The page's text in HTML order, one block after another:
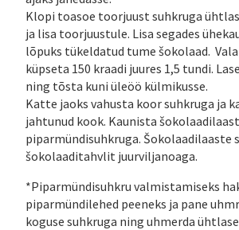
Klopi toasoe toorjuust suhkruga
ja lisa toorjuustule. Lisa segades
lõpuks tükeldatud tume šokolaad.
küpseta 150 kraadi juures 1,5 tundi.
ning tõsta kuni üleöö külmikusse.
Katte jaoks vahusta koor suhkruga ja
jahtunud kook. Kaunista
piparmündisuhkruga. Šokolaadilaaste
šokolaaditahvlit juurviljanoaga.
*Piparmündisuhkru valmistamiseks
piparmündilehed peeneks ja pane
koguse suhkruga ning uhmerda